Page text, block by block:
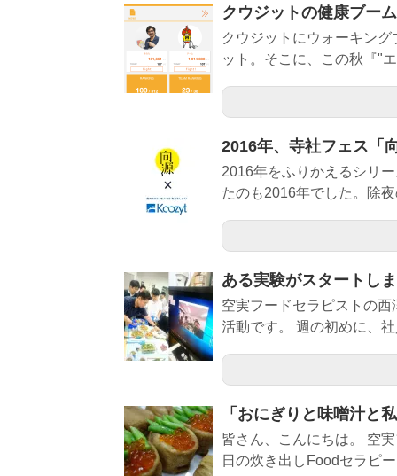
クウジットの健康ブー
クウジットにウォーキン
ット。そこに、この秋『"
2016年、寺社フェス「
2016年をふりかえるシリ
たのも2016年でした。除
ある実験がスタートし
空実フードセラピストの
活動です。 週の初めに、
「おにぎりと味噌汁と
皆さん、こんにちは。 空
日の炊き出しFoodセラピ